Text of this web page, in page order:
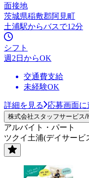
面接地
茨城県稲敷郡阿見町
土浦駅からバスで12分
シフト
週2日からOK
交通費支給
未経験OK
詳細を見る 応募画面に
株式会社スタッフサービス
アルバイト・パート
ツクイ土浦(デイサービ